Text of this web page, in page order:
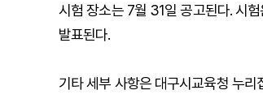
시험 장소는 7월 31일 공고된다. 시
발표된다.
기타 세부 사항은 대구시교육청 누